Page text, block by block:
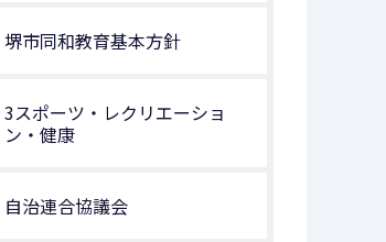
堺市同和教育基本方針
3スポーツ・レクリエーショ
ン・健康
自治連合協議会